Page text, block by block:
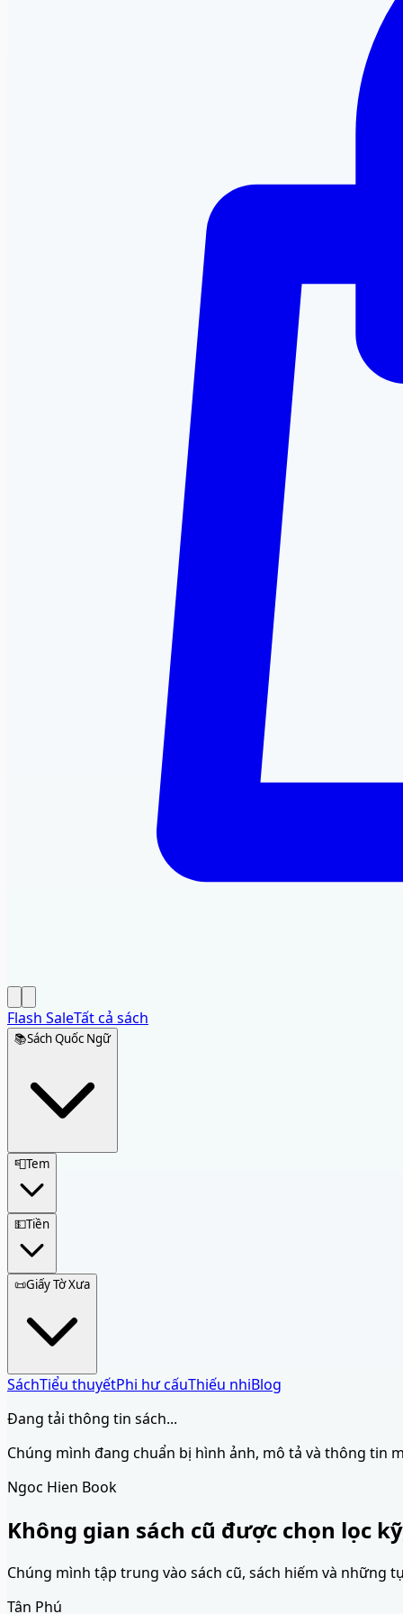
Flash SaleTất cả sách
📚Sách Quốc Ngữ
📮Tem
💵Tiền
📜Giấy Tờ Xưa
SáchTiểu thuyếtPhi hư cấuThiếu nhiBlog
Đang tải thông tin sách...
Chúng mình đang chuẩn bị hình ảnh, mô tả và thông tin
Ngoc Hien Book
Không gian sách cũ được chọn lọc
Chúng mình tập trung vào sách cũ, sách hiếm và những
Tân Phú